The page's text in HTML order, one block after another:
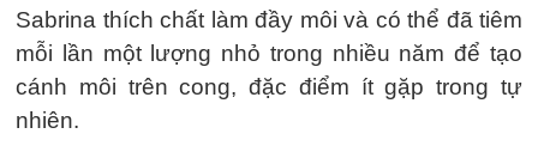
Sabrina thích chất làm đầy môi và có thể đã tiêm
mỗi lần một lượng nhỏ trong nhiều năm để tạo
cánh môi trên cong, đặc điểm ít gặp trong tự
nhiên.